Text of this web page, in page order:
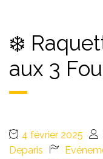
❄️
aux 3
4 février 2025
Deparis